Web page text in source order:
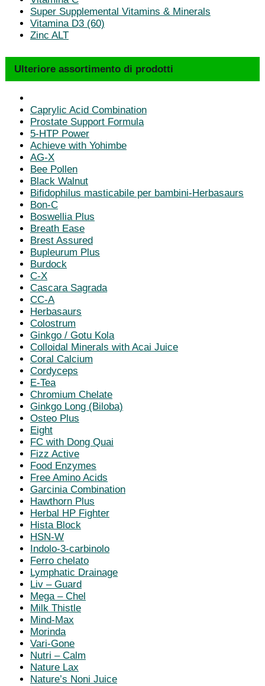
Super Supplemental Vitamins & Minerals
Vitamina D3 (60)
Zinc ALT
Ulteriore assortimento di prodotti
Caprylic Acid Combination
Prostate Support Formula
5-HTP Power
Achieve with Yohimbe
AG-X
Bee Pollen
Black Walnut
Bifidophilus masticabile per bambini-Herbasaurs
Bon-C
Boswellia Plus
Breath Ease
Brest Assured
Bupleurum Plus
Burdock
C-X
Cascara Sagrada
CC-A
Herbasaurs
Colostrum
Ginkgo / Gotu Kola
Colloidal Minerals with Acai Juice
Coral Calcium
Cordyceps
E-Tea
Chromium Chelate
Ginkgo Long (Biloba)
Osteo Plus
Eight
FC with Dong Quai
Fizz Active
Food Enzymes
Free Amino Acids
Garcinia Combination
Hawthorn Plus
Herbal HP Fighter
Hista Block
HSN-W
Indolo-3-carbinolo
Ferro chelato
Lymphatic Drainage
Liv – Guard
Mega – Chel
Milk Thistle
Mind-Max
Morinda
Vari-Gone
Nutri – Calm
Nature Lax
Nature’s Noni Juice